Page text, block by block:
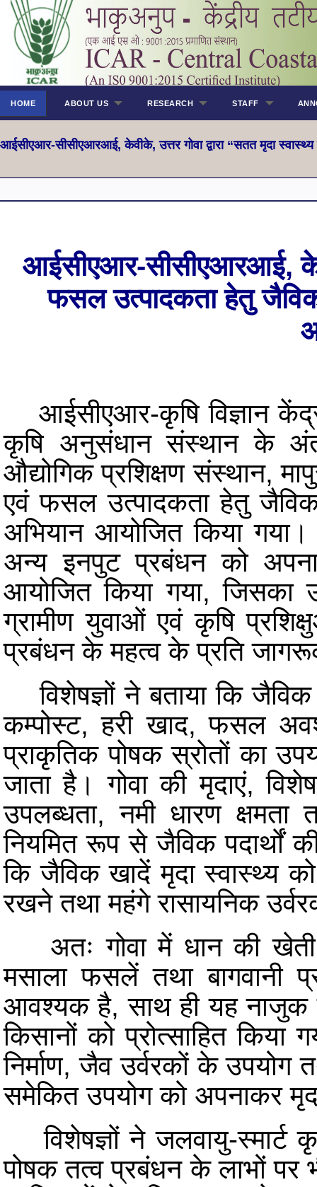
HOME ABOUT US RESEARCH STAFF
आईसीएआर-सीसीएआरआई, केवीके, उत्तर गोवा द्वारा “सतत मृदा
आईसीएआर-सीसीएआरआई,
फसल उत्पादकता हेतु
आईसीएआर-कृषि विज्ञान
कृषि अनुसंधान संस्थान के
औद्योगिक प्रशिक्षण संस्थान,
एवं फसल उत्पादकता हेतु
अभियान आयोजित किया गया।
अन्य इनपुट प्रबंधन को
आयोजित किया गया, जिसका
ग्रामीण युवाओं एवं कृषि
प्रबंधन के महत्व के प्रति
विशेषज्ञों ने बताया कि जैविक
कम्पोस्ट, हरी खाद, फसल
प्राकृतिक पोषक स्रोतों का
जाता है। गोवा की मृदाएं,
उपलब्धता, नमी धारण क्षमता
नियमित रूप से जैविक पदार्थों
कि जैविक खादें मृदा स्वास्थ्य को
रखने तथा महंगे रासायनिक
अतः गोवा में धान की खेती,
मसाला फसलें तथा बागवानी
आवश्यक है, साथ ही यह नाजुक
किसानों को प्रोत्साहित
निर्माण, जैव उर्वरकों के
समेकित उपयोग को अपनाकर
विशेषज्ञों ने जलवायु-स्मार्ट
पोषक तत्व प्रबंधन के लाभों